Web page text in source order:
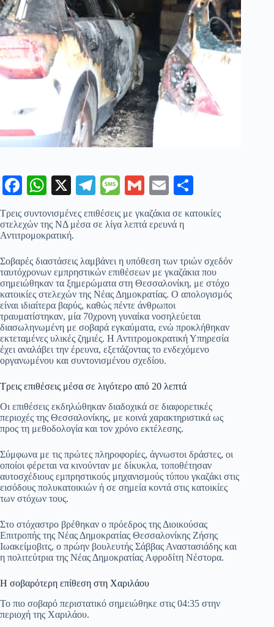
Fa
ce
bo
ok
W
ha
ts
A
pp
X
Te
le
gr
m
M
sa
G
m
ail
E
m
ail
στ
εί
τε
Τρεις συντονισμένες επιθέσεις με γκαζάκια σε κατοικίες
στελεχών της ΝΔ μέσα σε λίγα λεπτά ερευνά η
Αντιτρομοκρατική.
Σοβαρές διαστάσεις λαμβάνει η υπόθεση των τριών σχεδόν
ταυτόχρονων εμπρηστικών επιθέσεων με γκαζάκια που
σημειώθηκαν τα ξημερώματα στη Θεσσαλονίκη, με στόχο
κατοικίες στελεχών της Νέας Δημοκρατίας. Ο απολογισμός
είναι ιδιαίτερα βαρύς, καθώς πέντε άνθρωποι
τραυματίστηκαν, μία 70χρονη γυναίκα νοσηλεύεται
διασωληνωμένη με σοβαρά εγκαύματα, ενώ προκλήθηκαν
εκτεταμένες υλικές ζημιές. Η Αντιτρομοκρατική Υπηρεσία
έχει αναλάβει την έρευνα, εξετάζοντας το ενδεχόμενο
οργανωμένου και συντονισμένου σχεδίου.
Τρεις επιθέσεις μέσα σε λιγότερο από 20 λεπτά
Οι επιθέσεις εκδηλώθηκαν διαδοχικά σε διαφορετικές
περιοχές της Θεσσαλονίκης, με κοινά χαρακτηριστικά ως
προς τη μεθοδολογία και τον χρόνο εκτέλεσης.
Σύμφωνα με τις πρώτες πληροφορίες, άγνωστοι δράστες, οι
οποίοι φέρεται να κινούνταν με δίκυκλα, τοποθέτησαν
αυτοσχέδιους εμπρηστικούς μηχανισμούς τύπου γκαζάκι στις
εισόδους πολυκατοικιών ή σε σημεία κοντά στις κατοικίες
των στόχων τους.
Στο στόχαστρο βρέθηκαν ο πρόεδρος της Διοικούσας
Επιτροπής της Νέας Δημοκρατίας Θεσσαλονίκης Ζήσης
Ιωακείμοβιτς, ο πρώην βουλευτής Σάββας Αναστασιάδης και
η πολιτεύτρια της Νέας Δημοκρατίας Αφροδίτη Νέστορα.
Η σοβαρότερη επίθεση στη Χαριλάου
Το πιο σοβαρό περιστατικό σημειώθηκε στις 04:35 στην
περιοχή της Χαριλάου.